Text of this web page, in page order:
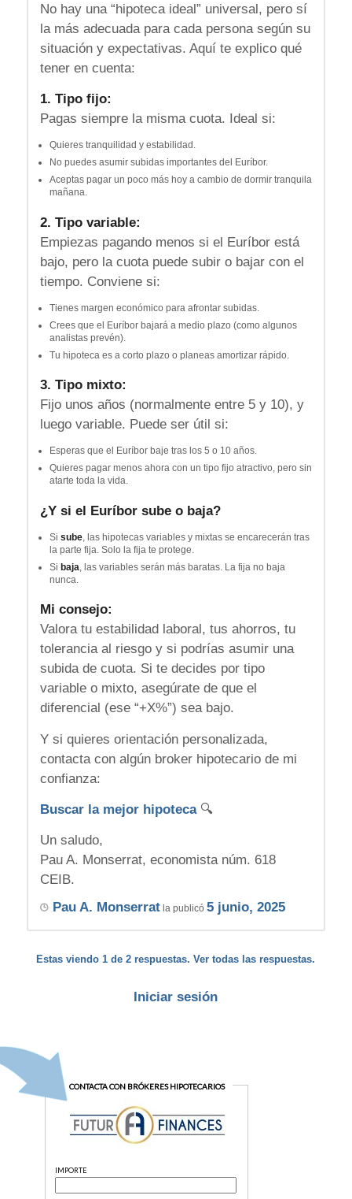
No hay una “hipoteca ideal” universal, pero sí
la más adecuada para cada persona según su
situación y expectativas. Aquí te explico qué
tener en cuenta:
1. Tipo fijo:
Pagas siempre la misma cuota. Ideal si:
Quieres tranquilidad y estabilidad.
No puedes asumir subidas importantes del Euríbor.
Aceptas pagar un poco más hoy a cambio de dormir tranquila
mañana.
2. Tipo variable:
Empiezas pagando menos si el Euríbor está
bajo, pero la cuota puede subir o bajar con el
tiempo. Conviene si:
Tienes margen económico para afrontar subidas.
Crees que el Euríbor bajará a medio plazo (como algunos
analistas prevén).
Tu hipoteca es a corto plazo o planeas amortizar rápido.
3. Tipo mixto:
Fijo unos años (normalmente entre 5 y 10), y
luego variable. Puede ser útil si:
Esperas que el Euríbor baje tras los 5 o 10 años.
Quieres pagar menos ahora con un tipo fijo atractivo, pero sin
atarte toda la vida.
¿Y si el Euríbor sube o baja?
Si sube, las hipotecas variables y mixtas se encarecerán tras
la parte fija. Solo la fija te protege.
Si baja , las variables serán más baratas. La fija no baja
nunca.
Mi consejo:
Valora tu estabilidad laboral, tus ahorros, tu
tolerancia al riesgo y si podrías asumir una
subida de cuota. Si te decides por tipo
variable o mixto, asegúrate de que el
diferencial (ese “+X%”) sea bajo.
Y si quieres orientación personalizada,
contacta con algún broker hipotecario de mi
confianza:
Buscar la mejor hipoteca🔍
Un saludo,
Pau A. Monserrat, economista núm. 618
CEIB.
Pau A. Monserratla publicó 5 junio, 2025
Estas viendo 1 de 2 respuestas. Ver todas las respuestas.
Iniciar sesión